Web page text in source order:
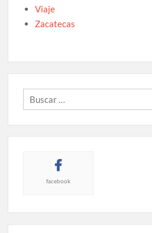
Viaje
Zacatecas
facebook